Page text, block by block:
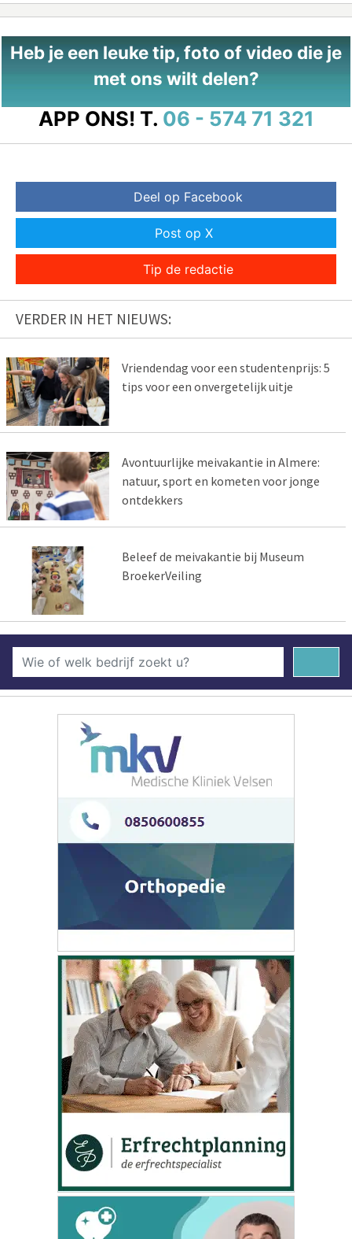
Heb je een leuke tip, foto of video die je
met ons wilt delen?
APP ONS! T. 06 - 574 71 321
Deel op Facebook
Post op X
Tip de redactie
VERDER IN HET NIEUWS:
Vriendendag voor een studentenprijs: 5
tips voor een onvergetelijk uitje
Avontuurlijke meivakantie in Almere:
natuur, sport en kometen voor jonge
ontdekkers
Beleef de meivakantie bij Museum
BroekerVeiling